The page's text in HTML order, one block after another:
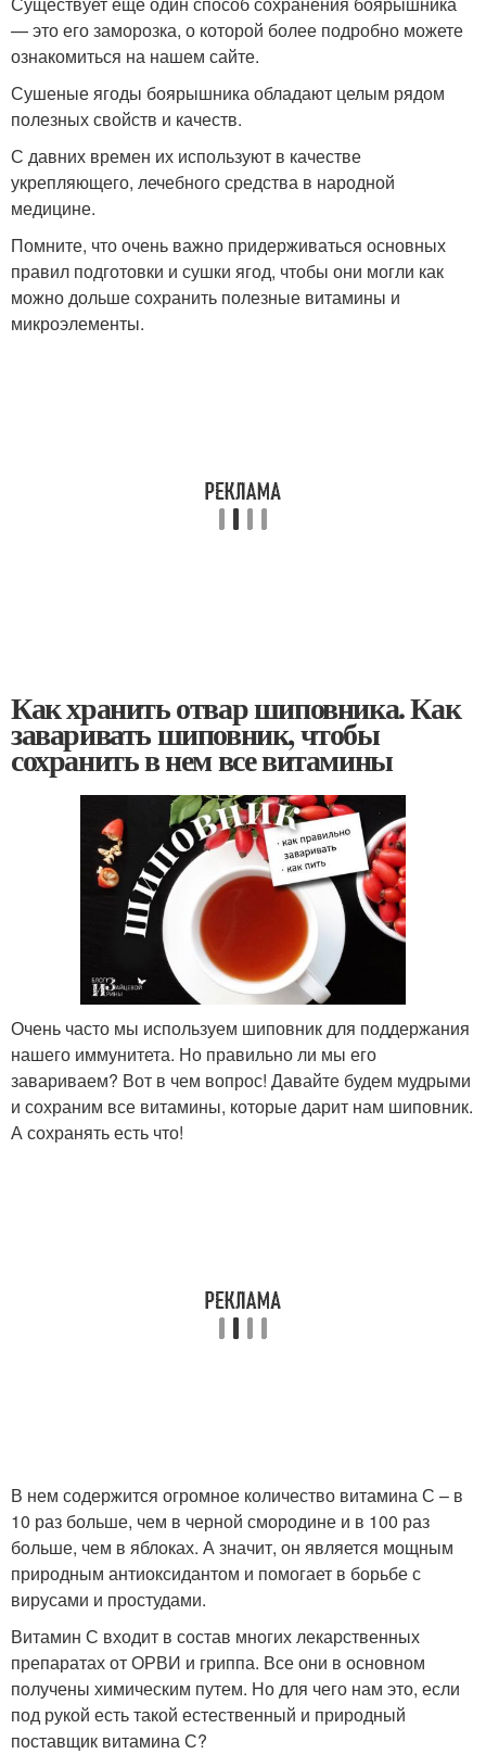
— это его заморозка, о которой более подробно можете
ознакомиться на нашем сайте.
Сушеные ягоды боярышника обладают целым рядом
полезных свойств и качеств.
С давних времен их используют в качестве
укрепляющего, лечебного средства в народной
медицине.
Помните, что очень важно придерживаться основных
правил подготовки и сушки ягод, чтобы они могли как
можно дольше сохранить полезные витамины и
микроэлементы.
Как хранить отвар шиповника. Как
заваривать шиповник, чтобы
сохранить в нем все витамины
Очень часто мы используем шиповник для поддержания
нашего иммунитета. Но правильно ли мы его
завариваем? Вот в чем вопрос! Давайте будем мудрыми
и сохраним все витамины, которые дарит нам шиповник.
А сохранять есть что!
В нем содержится огромное количество витамина С – в
10 раз больше, чем в черной смородине и в 100 раз
больше, чем в яблоках. А значит, он является мощным
природным антиоксидантом и помогает в борьбе с
вирусами и простудами.
Витамин С входит в состав многих лекарственных
препаратах от ОРВИ и гриппа. Все они в основном
получены химическим путем. Но для чего нам это, если
под рукой есть такой естественный и природный
поставщик витамина С?